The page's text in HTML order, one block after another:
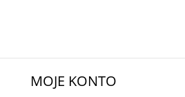
MOJE KONTO